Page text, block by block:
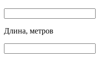
Длина, метров